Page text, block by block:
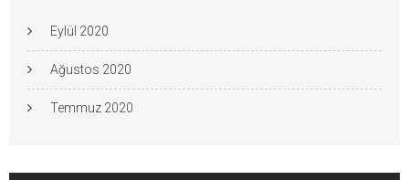
Eylül 2020
Ağustos 2020
Temmuz 2020